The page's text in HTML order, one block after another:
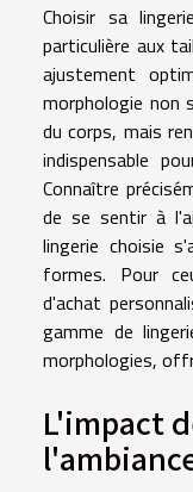
Choisir sa
particulière aux
ajustement
morphologie non
du corps, mais
indispensable
Connaître
de se sentir à
lingerie choisie
formes. Pour
d'achat
gamme de
morphologies,
L'impact